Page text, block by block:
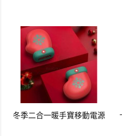
冬季二合一暖手寶移動電源